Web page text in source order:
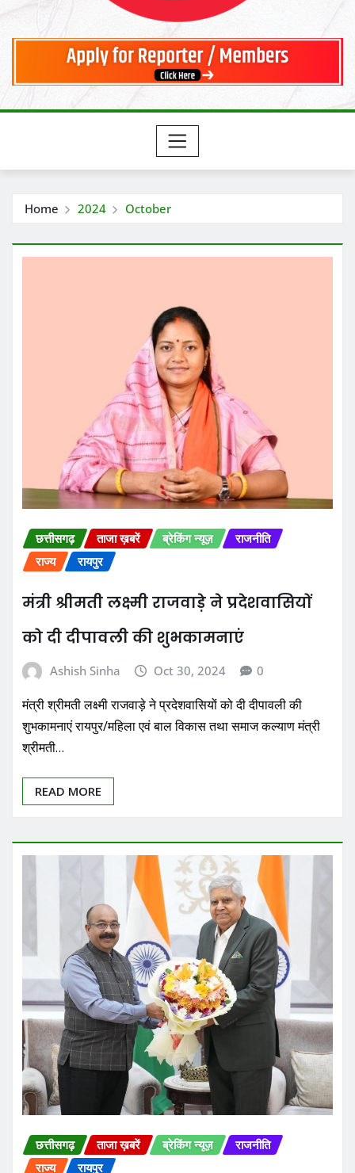
Home 2024 October
छत्तीसगढ़ ताजा ख़बरें ब्रेकिंग न्यूज़
राजनीति
राज्य
रायपुर
मंत्री श्रीमती लक्ष्मी राजवाड़े ने प्रदेशवासियों
को दी दीपावली की शुभकामनाएं
Ashish Sinha Oct 30, 2024 0
मंत्री श्रीमती लक्ष्मी राजवाड़े ने प्रदेशवासियों को दी दीपावली की
शुभकामनाएं रायपुर/महिला एवं बाल विकास तथा समाज कल्याण मंत्री
श्रीमती…
READ MORE
छत्तीसगढ़ ताजा ख़बरें ब्रेकिंग न्यूज़
राजनीति
राज्य
रायपुर